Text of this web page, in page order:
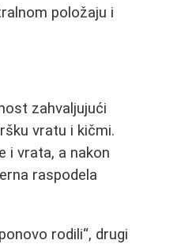
položaju i
zahvaljujući
vratu i kičmi.
i vrata, a nakon
raspodela
rodili“, drugi